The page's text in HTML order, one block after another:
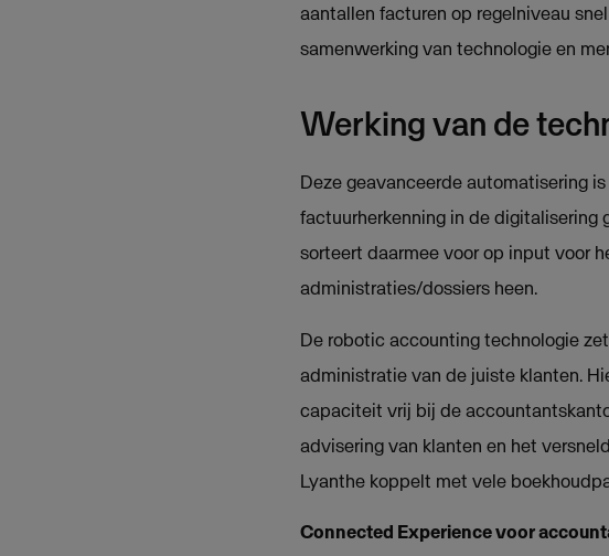
aantallen facturen op regelniveau
samenwerking van technologie en
Werking van de
Deze geavanceerde automatisering
factuurherkenning in de digitalisering
sorteert daarmee voor op input voor
administraties/dossiers heen.
De robotic accounting technologie
administratie van de juiste klanten.
capaciteit vrij bij de
advisering van klanten en het
Lyanthe koppelt met vele
Connected Experience voor